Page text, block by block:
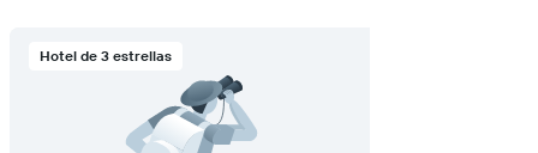
Hotel de 3 estrellas